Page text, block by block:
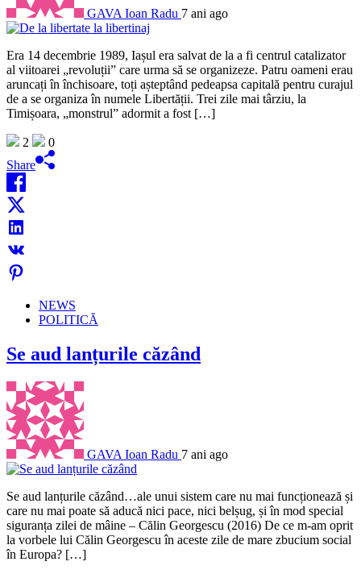
GAVA Ioan Radu 7 ani ago
Era 14 decembrie 1989, Iașul era salvat de la a fi centrul catalizator
al viitoarei „revoluții” care urma să se organizeze. Patru oameni erau
aruncați în închisoare, toți așteptând pedeapsa capitală pentru curajul
de a se organiza în numele Libertății. Trei zile mai târziu, la
Timișoara, „monstrul” adormit a fost […]
2
0
Share
NEWS
POLITICĂ
Se aud lanțurile căzând
GAVA Ioan Radu 7 ani ago
Se aud lanțurile căzând…ale unui sistem care nu mai funcționează și
care nu mai poate să aducă nici pace, nici belșug, și în mod special
siguranța zilei de mâine – Călin Georgescu (2016) De ce m-am oprit
la vorbele lui Călin Georgescu în aceste zile de mare zbucium social
în Europa? […]